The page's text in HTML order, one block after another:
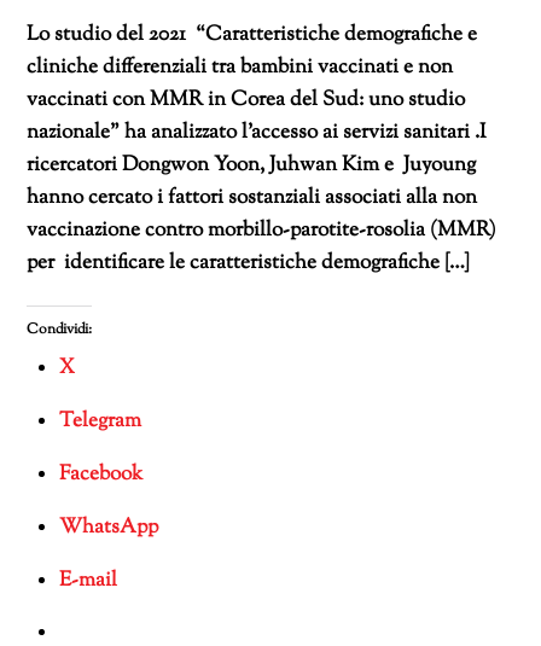
Lo studio del 2021 “Caratteristiche demografiche e
cliniche differenziali tra bambini vaccinati e non
vaccinati con MMR in Corea del Sud: uno studio
nazionale” ha analizzato l’accesso ai servizi sanitari .I
ricercatori Dongwon Yoon, Juhwan Kim e Juyoung
hanno cercato i fattori sostanziali associati alla non
vaccinazione contro morbillo-parotite-rosolia (MMR)
per identificare le caratteristiche demografiche […]
Condividi:
X
Telegram
Facebook
WhatsApp
E-mail